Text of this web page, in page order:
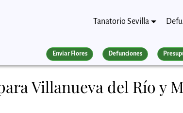
Tanatorio Sevilla
Enviar Flores Defunciones
Villanueva del Río y